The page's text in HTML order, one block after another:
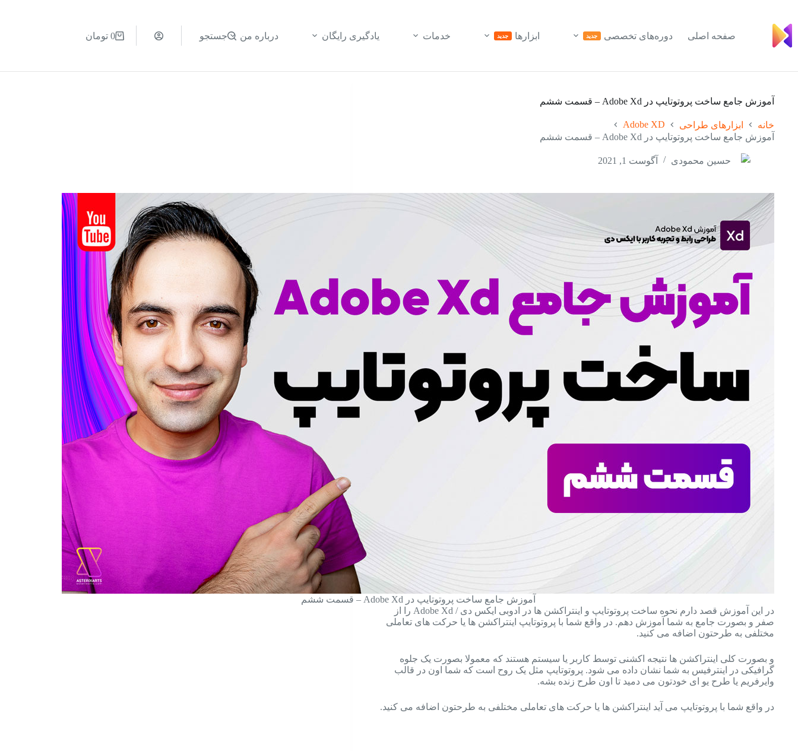
محتوا
صفحه اصلی دوره‌های تخصصی جدید ابزارها جدید خدمات یادگیری رایگان درباره من جستجو
سبد
0 تومان
آموزش جامع ساخت پروتوتایپ در Adobe Xd – قسمت ششم
خانه ابزارهای طراحی
Adobe XD
آموزش جامع ساخت پروتوتایپ در Adobe Xd – قسمت ششم
حسین محمودی آگوست 1, 2021
آموزش جامع ساخت پروتوتایپ در Adobe Xd – قسمت ششم
در این آموزش قصد دارم نحوه ساخت پروتوتایپ و اینتراکشن ها در ادوبی ایکس دی / Adobe Xd را از
صفر و بصورت جامع به شما آموزش دهم. در واقع شما با پروتوتایپ اینتراکشن ها یا حرکت های تعاملی
مختلفی به طرحتون اضافه می کنید.
و بصورت کلی اینتراکشن ها نتیجه اکشنی توسط کاربر یا سیستم هستند که معمولا بصورت یک جلوه
گرافیکی در اینترفیس به شما نشان داده می شود. پروتوتایپ مثل یک روح است که شما اون در قالب
وایرفریم یا طرح یو ای خودتون می دمید تا اون طرح زنده بشه.
در واقع شما با پروتوتایپ می آید اینتراکشن ها یا حرکت های تعاملی مختلفی به طرحتون اضافه می کنید.